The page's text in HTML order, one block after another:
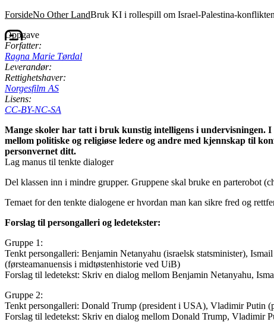
ForsideNo Other LandBruk KI i rollespill om Israel-Palestina-konflikten
Oppgave
Forfatter:
Ragna Marie Tørdal
Leverandør:
Rettighetshaver:
Norgesfilm AS
Lisens:
CC-BY-NC-SA
Mange skoler har tatt i bruk kunstig intelligens i undervisningen.
mellom politiske og religiøse ledere og andre med kjennskap til
personvernet ditt.
Lag manus til tenkte dialoger
Del klassen inn i mindre grupper. Gruppene skal bruke en parterobot
Temaet for den tenkte dialogene er hvordan man kan sikre fred og
Forslag til persongalleri og ledetekster:
Gruppe 1:
Tenkt persongalleri: Benjamin Netanyahu (israelsk statsminister),
(førsteamanuensis i midtøstenhistorie ved UiB)
Forslag til ledetekst: Skriv en dialog mellom Benjamin Netanyahu,
Gruppe 2:
Tenkt persongalleri: Donald Trump (president i USA), Vladimir Putin
Forslag til ledetekst: Skriv en dialog mellom Donald Trump, Vladimir